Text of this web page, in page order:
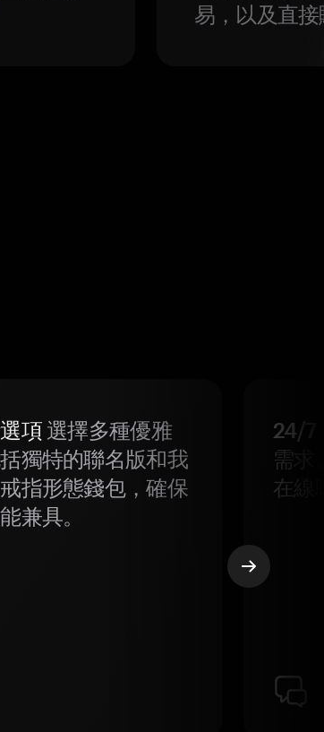
易，以及直
項選擇多種優雅
獨特的聯名版和我
指形態錢包，確保
兼具。
24/7
需求
在線